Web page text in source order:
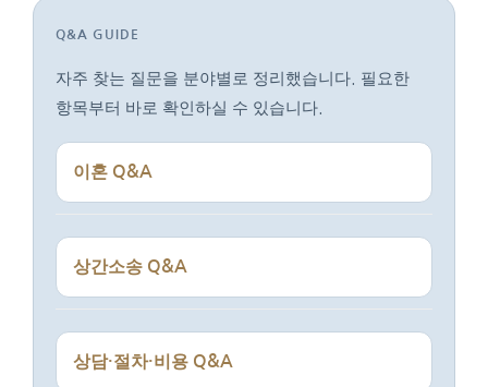
Q&A GUIDE
자주 찾는 질문을 분야별로 정리했습니다. 필요한
항목부터 바로 확인하실 수 있습니다.
이혼 Q&A
상간소송 Q&A
상담·절차·비용 Q&A